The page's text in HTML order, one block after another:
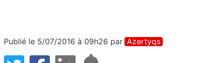
Publié le 5/07/2016 à 09h26 par Azertyqs